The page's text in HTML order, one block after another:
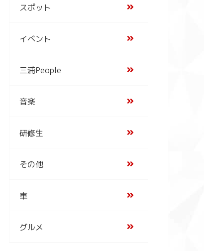
スポット
イベント
三浦People
音楽
研修生
その他
車
グルメ